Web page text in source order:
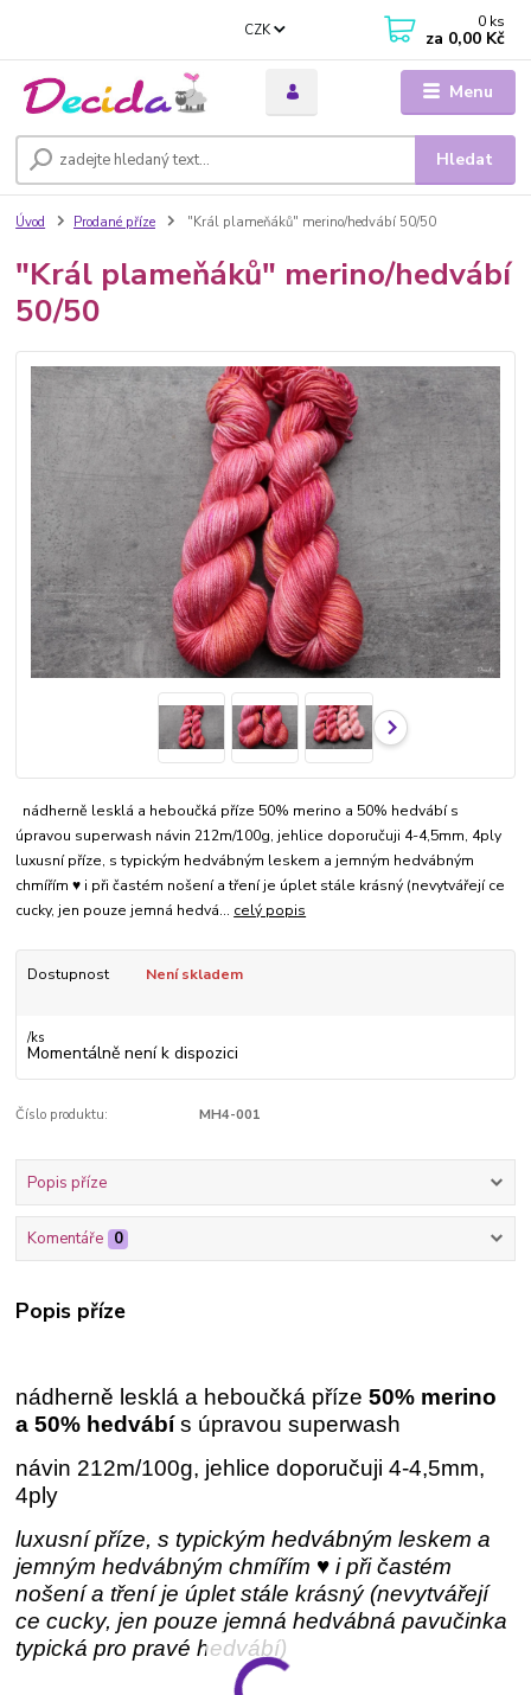
Menu
CZK
Hledat
0 ks
za 0,00 Kč
Úvod Prodané příze "Král plameňáků" merino/hedvábí 50/50
"Král plameňáků" merino/hedvábí
50/50
nádherně lesklá a heboučká příze 50% merino a 50% hedvábí s
úpravou superwash návin 212m/100g, jehlice doporučuji 4-4,5mm, 4ply
luxusní příze, s typickým hedvábným leskem a jemným hedvábným
chmířím ♥ i při častém nošení a tření je úplet stále krásný (nevytvářejí ce
cucky, jen pouze jemná hedvá... celý popis
Dostupnost Není skladem
/ks
Momentálně není k dispozici
Číslo produktu: MH4-001
Popis příze
Komentáře 0
Popis příze
nádherně lesklá a heboučká příze50% merino
a 50% hedvábís úpravou superwash
návin 212m/100g, jehlice doporučuji 4-4,5mm,
4ply
luxusní příze, s typickým hedvábným leskem a
jemným hedvábným chmířím ♥ i při častém
nošení a tření je úplet stále krásný (nevytvářejí
ce cucky, jen pouze jemná hedvábná pavučinka
typická pro pravé hedvábí)